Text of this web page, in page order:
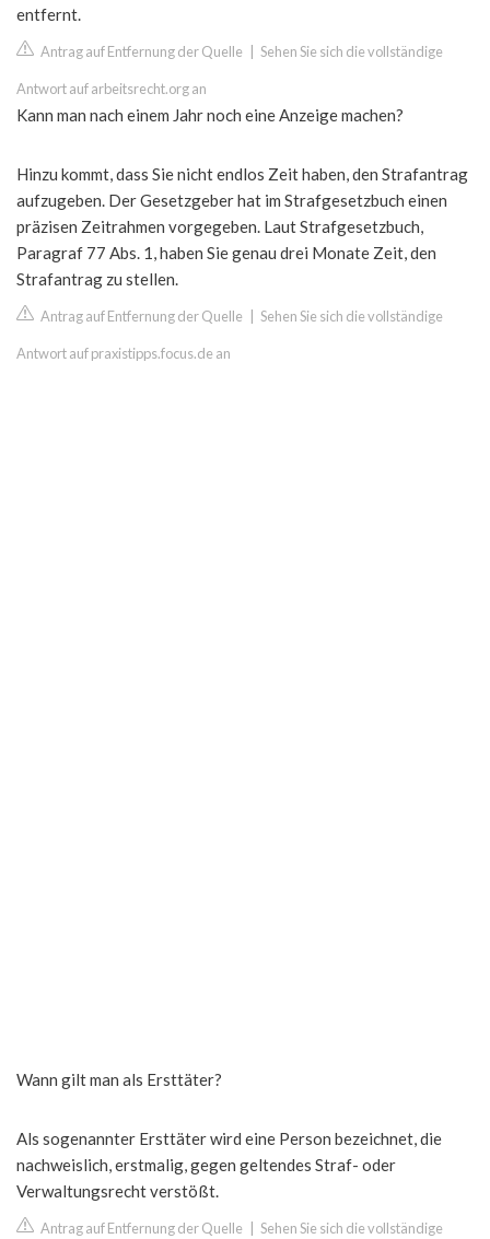
entfernt.
Antrag auf Entfernung der Quelle Sehen Sie sich die vollständige
Antwort auf arbeitsrecht.org an
Kann man nach einem Jahr noch eine Anzeige machen?
Hinzu kommt, dass Sie nicht endlos Zeit haben, den Strafantrag
aufzugeben. Der Gesetzgeber hat im Strafgesetzbuch einen
präzisen Zeitrahmen vorgegeben. Laut Strafgesetzbuch,
Paragraf 77 Abs. 1, haben Sie genau drei Monate Zeit, den
Strafantrag zu stellen.
Antrag auf Entfernung der Quelle Sehen Sie sich die vollständige
Antwort auf praxistipps.focus.de an
Wann gilt man als Ersttäter?
Als sogenannter Ersttäter wird eine Person bezeichnet, die
nachweislich, erstmalig, gegen geltendes Straf- oder
Verwaltungsrecht verstößt.
Antrag auf Entfernung der Quelle Sehen Sie sich die vollständige